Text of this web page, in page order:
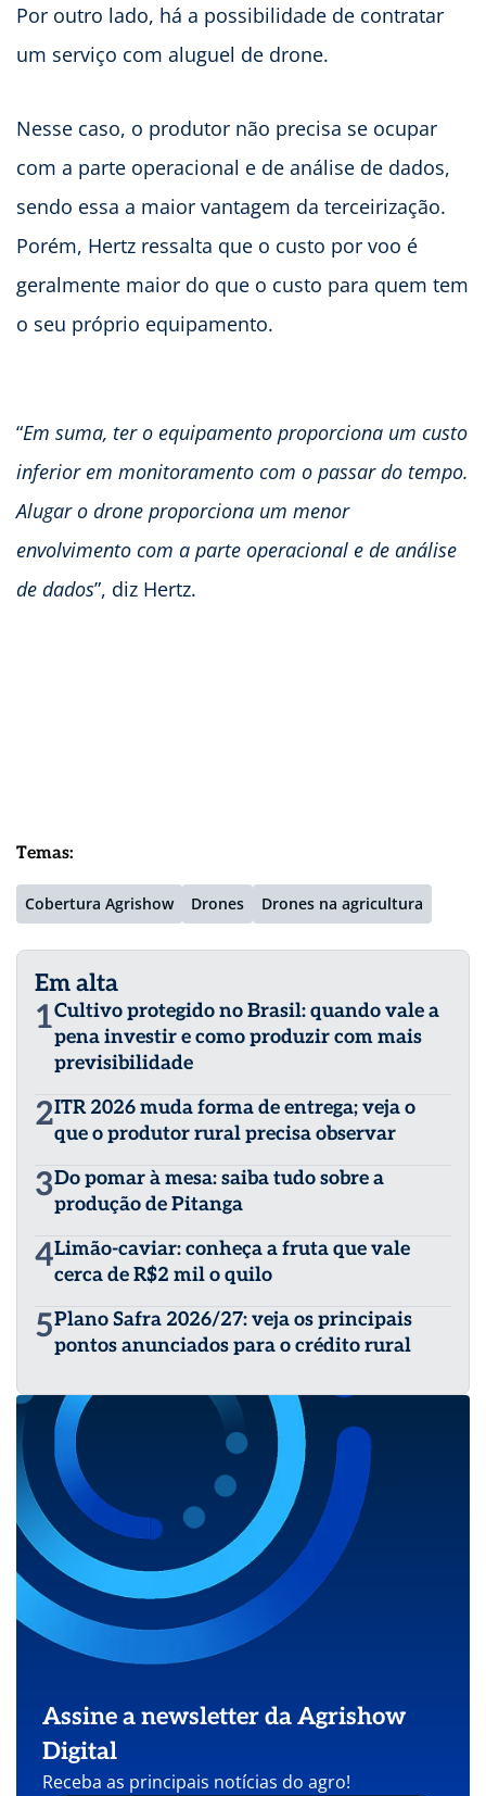
Por outro lado, há a possibilidade de contratar
um serviço com aluguel de drone.
Nesse caso, o produtor não precisa se ocupar
com a parte operacional e de análise de dados,
sendo essa a maior vantagem da terceirização.
Porém, Hertz ressalta que o custo por voo é
geralmente maior do que o custo para quem tem
o seu próprio equipamento.
“Em suma, ter o equipamento proporciona um custo
inferior em monitoramento com o passar do tempo.
Alugar o drone proporciona um menor
envolvimento com a parte operacional e de análise
de dados”, diz Hertz.
Temas:
Cobertura Agrishow Drones Drones na agricultura
Em alta
1Cultivo protegido no Brasil: quando vale a
pena investir e como produzir com mais
previsibilidade
2ITR 2026 muda forma de entrega; veja o
que o produtor rural precisa observar
3Do pomar à mesa: saiba tudo sobre a
produção de Pitanga
4Limão-caviar: conheça a fruta que vale
cerca de R$2 mil o quilo
5Plano Safra 2026/27: veja os principais
pontos anunciados para o crédito rural
Assine a newsletter da Agrishow
Digital
Receba as principais notícias do agro!